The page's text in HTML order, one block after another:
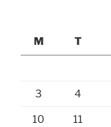
M
T
3 4
10 11